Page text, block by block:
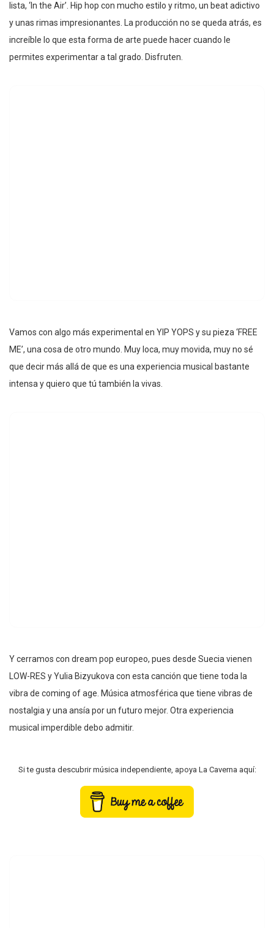
lista, ‘In the Air’. Hip hop con mucho estilo y ritmo, un beat adictivo
y unas rimas impresionantes. La producción no se queda atrás, es
increíble lo que esta forma de arte puede hacer cuando le
permites experimentar a tal grado. Disfruten.
Vamos con algo más experimental en YIP YOPS y su pieza ‘FREE
ME’, una cosa de otro mundo. Muy loca, muy movida, muy no sé
que decir más allá de que es una experiencia musical bastante
intensa y quiero que tú también la vivas.
Y cerramos con dream pop europeo, pues desde Suecia vienen
LOW-RES y Yulia Bizyukova con esta canción que tiene toda la
vibra de coming of age. Música atmosférica que tiene vibras de
nostalgia y una ansía por un futuro mejor. Otra experiencia
musical imperdible debo admitir.
Si te gusta descubrir música independiente, apoya La Caverna aquí: